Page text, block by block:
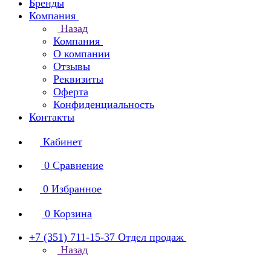
Бренды
Компания
Назад
Компания
О компании
Отзывы
Реквизиты
Оферта
Конфиденциальность
Контакты
Кабинет
0 Сравнение
0 Избранное
0 Корзина
+7 (351) 711-15-37 Отдел продаж
Назад